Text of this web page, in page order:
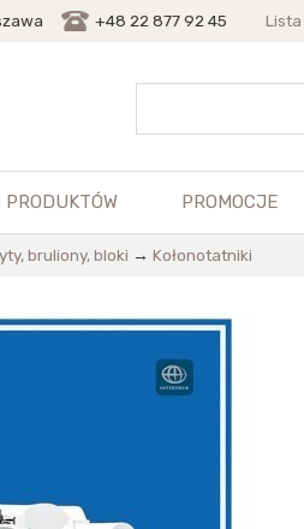
+48 22 877 92 45
PRODUKTÓW PROMOCJE
bruliony, bloki → Kołonotatniki